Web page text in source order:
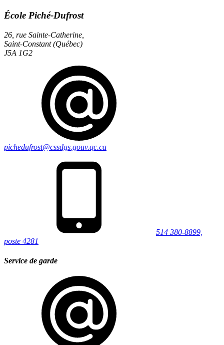
École Piché-Dufrost
26, rue Sainte-Catherine,
Saint-Constant (Québec)
J5A 1G2
pichedufrost@cssdgs.gouv.qc.ca
514 380-8899,
poste 4281
Service de garde